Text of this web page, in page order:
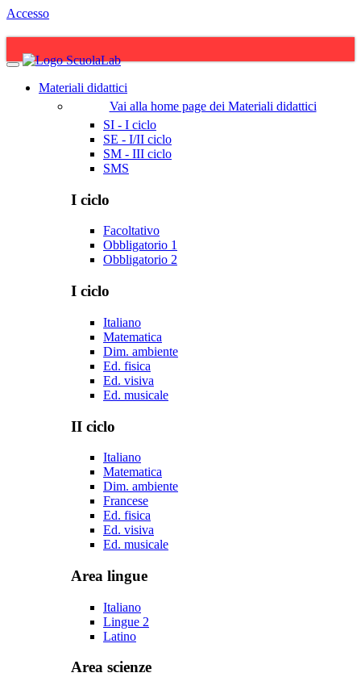
Accesso
Materiali didattici
Vai alla home page dei Materiali didattici
SI - I ciclo
SE - I/II ciclo
SM - III ciclo
SMS
I ciclo
Facoltativo
Obbligatorio 1
Obbligatorio 2
I ciclo
Italiano
Matematica
Dim. ambiente
Ed. fisica
Ed. visiva
Ed. musicale
II ciclo
Italiano
Matematica
Dim. ambiente
Francese
Ed. fisica
Ed. visiva
Ed. musicale
Area lingue
Italiano
Lingue 2
Latino
Area scienze